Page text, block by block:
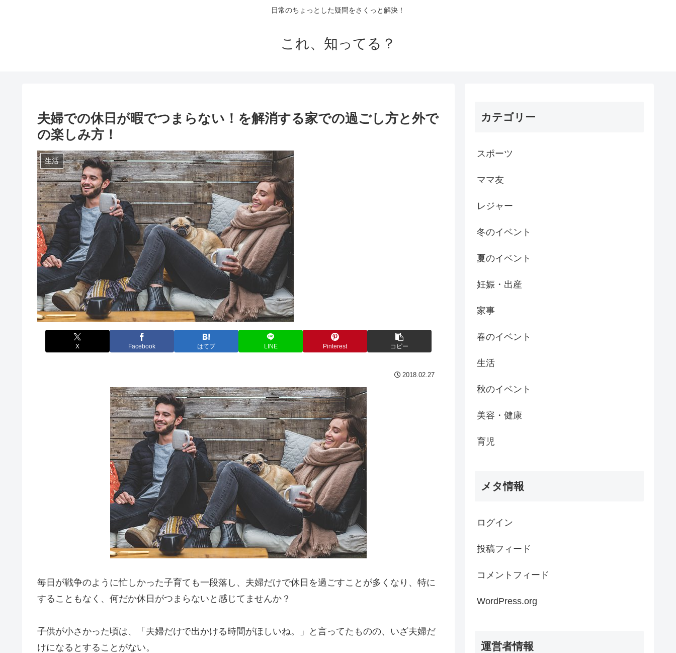
日常のちょっとした疑問をさくっと解決！
これ、知ってる？
夫婦での休日が暇でつまらない！を解消する家での過ごし方と外で
の楽しみ方！
生活
X Facebook はてブ LINE Pinterest コピー
2018.02.27
毎日が戦争のように忙しかった子育ても一段落し、夫婦だけで休日を過ごすことが多くなり、特に
することもなく、何だか休日がつまらないと感じてませんか？
子供が小さかった頃は、「夫婦だけで出かける時間がほしいね。」と言ってたものの、いざ夫婦だ
けになるとすることがない。
カテゴリー
スポーツ
ママ友
レジャー
冬のイベント
夏のイベント
妊娠・出産
家事
春のイベント
生活
秋のイベント
美容・健康
育児
メタ情報
ログイン
投稿フィード
コメントフィード
WordPress.org
運営者情報